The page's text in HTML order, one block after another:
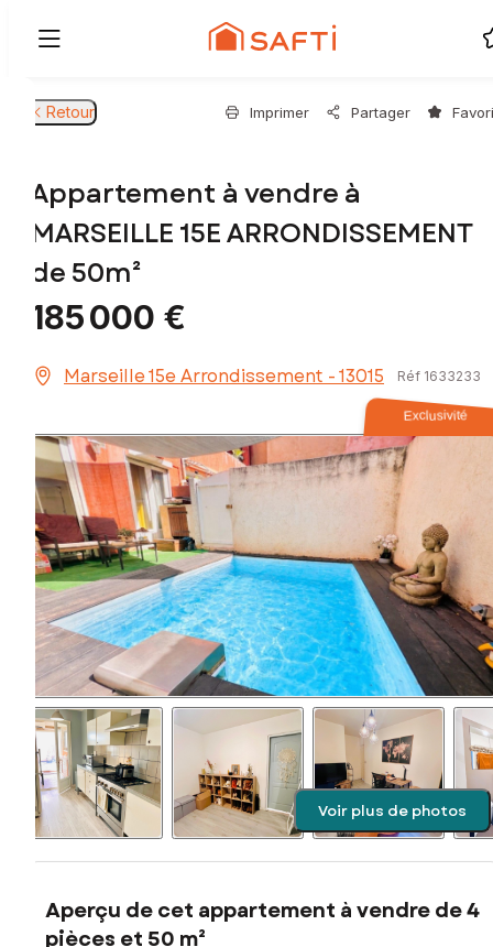
Retour Imprimer Partager
Appartement à vendre à
MARSEILLE 15E ARRONDISSEMENT
de 50m²
185 000 €
Marseille 15e Arrondissement - 13015 Réf 1633233
Exclusivité
Voir plus de photos
Aperçu de cet appartement à vendre de 4
pièces et 50 m²